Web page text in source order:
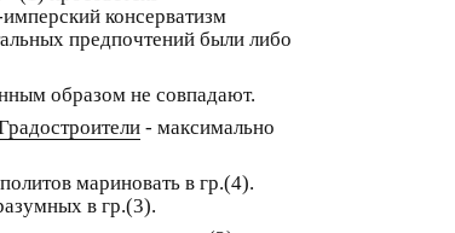
консерватизм
предпочтений были либо
образом не совпадают.
- максимально
мариновать в гр.(4).
в гр.(3).